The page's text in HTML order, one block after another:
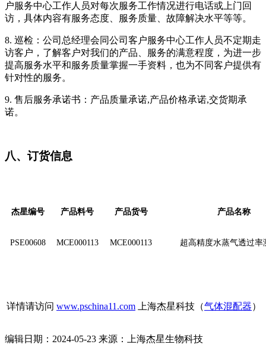
户服务中心工作人员对每次服务工作情况进行电话或上门回
访，具体内容有服务态度、服务质量、故障解决水平等等。
8. 巡检：公司总经理会同公司客户服务中心工作人员不定期走
访客户，了解客户对我们的产品、服务的满意程度，为进一步
提高服务水平和服务质量掌握一手资料，也为不同客户提供有
针对性的服务。
9. 售后服务承诺书：产品质量承诺,产品价格承诺,交货期承
诺。
八、订货信息
杰星编号 产品料号 产品货号 产品名称
PSE00608 MCE000113 MCE000113 超高精度水蒸气透过率
详情请访问 www.pschina11.com 上海杰星科技（气体混配器）
编辑日期：2024-05-23 来源：上海杰星生物科技